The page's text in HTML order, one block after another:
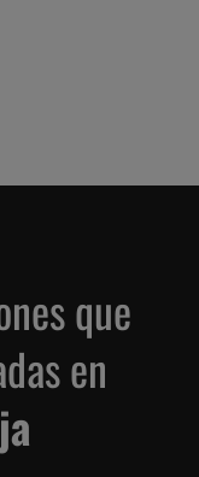
que
en